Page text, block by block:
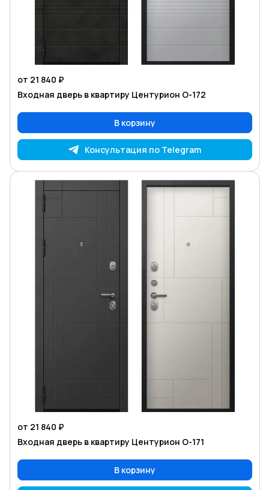
от 21 840 ₽
Входная дверь в квартиру Центурион O-172
В корзину
Консультация по Telegram
от 21 840 ₽
Входная дверь в квартиру Центурион O-171
В корзину